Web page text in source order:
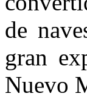
de
gran
Nuevo